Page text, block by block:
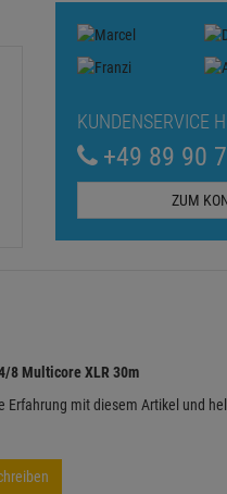
KUNDENSERVICE
+49 89 90
ZUM
8 Multicore XLR 30m
Erfahrung mit diesem Artikel und